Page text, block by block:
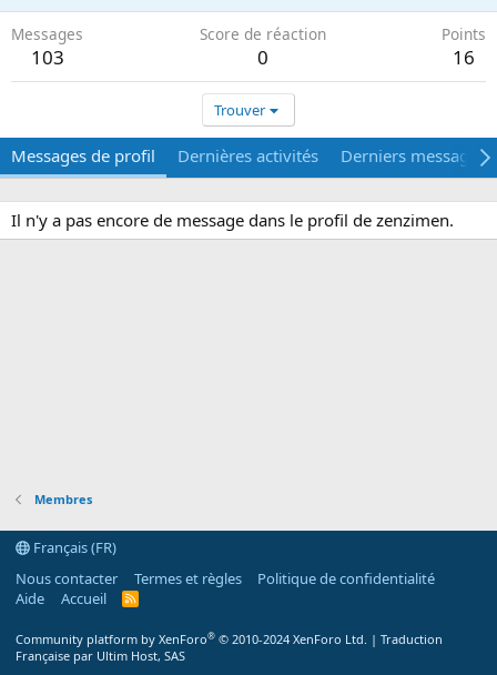
Messages
103
Score de réaction
0
Points
16
Trouver
Messages de profil Dernières activités Derniers messages
Il n'y a pas encore de message dans le profil de zenzimen.
Membres
Français (FR)
Nous contacter
Termes et règles
Politique de confidentialité
Aide
Accueil
R
Community platform by XenForo® © 2010-2024 XenForo Ltd. | Traduction
Française par Ultim Host, SAS